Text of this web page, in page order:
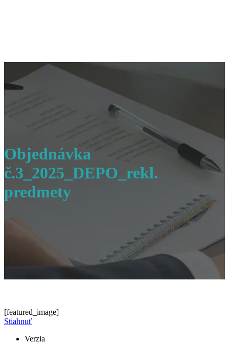
Objednávka
č.3_2025_DEPO_rekl.
predmety
[featured_image]
Stiahnuť
Verzia